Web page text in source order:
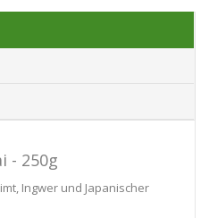
- 250g
Ingwer und Japanischer